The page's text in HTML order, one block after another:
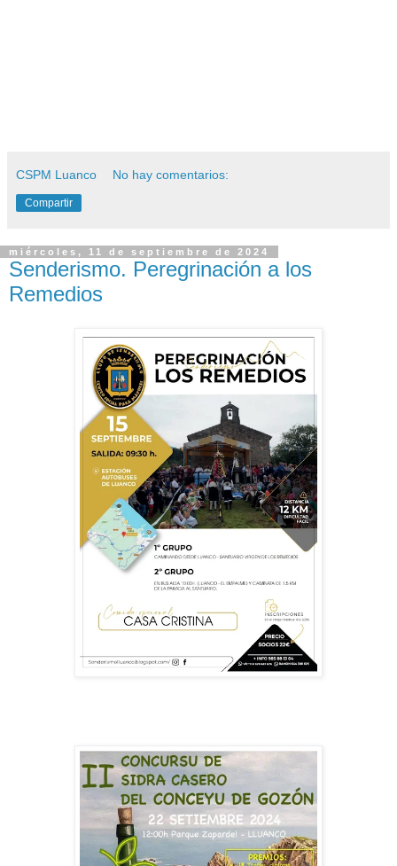
CSPM Luanco No hay comentarios:
Compartir
miércoles, 11 de septiembre de 2024
Senderismo. Peregrinación a los
Remedios